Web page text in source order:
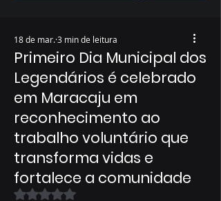
Primeiro Dia Municipal dos
Legendários é celebrado
em Maracaju em
reconhecimento ao
trabalho voluntário que
transforma vidas e
fortalece a comunidade
18 de mar.3 min de leitura
Avaliado com NaN de 5 estrelas.